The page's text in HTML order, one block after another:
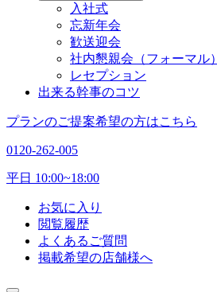
入社式
忘新年会
歓送迎会
社内懇親会（フォーマル）
レセプション
出来る幹事のコツ
プランのご提案希望の方はこちら
0120-262-005
平日 10:00~18:00
お気に入り
閲覧履歴
よくあるご質問
掲載希望の店舗様へ